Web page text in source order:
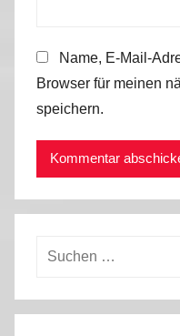
Name, E-Mail-
Browser für meinen
speichern.
Suchen